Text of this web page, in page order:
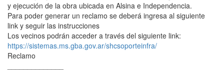
y ejecución de la obra ubicada en Alsina e Independencia.
Para poder generar un reclamo se deberá ingresa al siguiente
link y seguir las instrucciones
Los vecinos podrán acceder a través del siguiente link:
https://sistemas.ms.gba.gov.ar/shcsoporteinfra/
Reclamo